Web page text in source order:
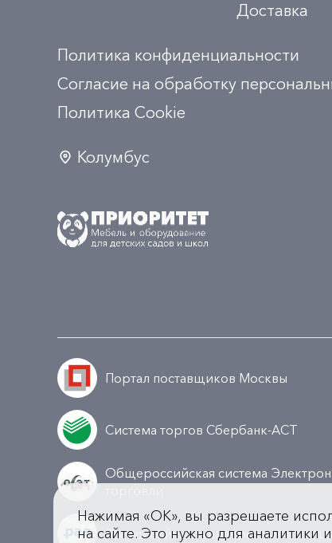
Доставка
Политика конфиденциальности
Согласие на обработку
Политика Сookie
Колумбус
Портал поставщиков Москвы
Система торгов Сбербанк-АСТ
Общероссийская система
Всероссийская универсальная
Нажимая «OK», вы разрешаете
на сайте. Это нужно для аналитики